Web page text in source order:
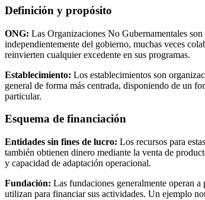
Definición y propósito
ONG: Las Organizaciones No Gubernamentales
independientemente del gobierno, muchas veces
reinvierten cualquier excedente en sus programas.
Establecimiento: Los establecimientos son
general de forma más centrada, disponiendo de un
particular.
Esquema de financiación
Entidades sin fines de lucro: Los recursos para
también obtienen dinero mediante la venta de
y capacidad de adaptación operacional.
Fundación: Las fundaciones generalmente operan
utilizan para financiar sus actividades. Un ejemplo